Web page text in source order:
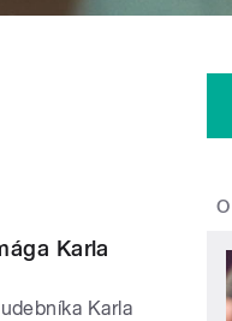
Karla
Karla